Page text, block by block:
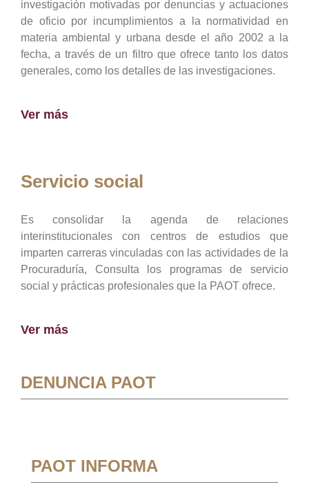
investigación motivadas por denuncias y actuaciones
de oficio por incumplimientos a la normatividad en
materia ambiental y urbana desde el año 2002 a la
fecha, a través de un filtro que ofrece tanto los datos
generales, como los detalles de las investigaciones.
Ver más
Servicio social
Es consolidar la agenda de relaciones
interinstitucionales con centros de estudios que
imparten carreras vinculadas con las actividades de la
Procuraduría, Consulta los programas de servicio
social y prácticas profesionales que la PAOT ofrece.
Ver más
DENUNCIA PAOT
PAOT INFORMA